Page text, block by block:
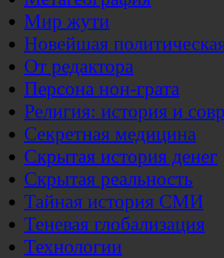
Мир жути
Новейшая
От редактора
Персона нон-грата
Религия: история и
Секретная медицина
Скрытая история денег
Скрытая реальность
Тайная история СМИ
Теневая глобализация
Технологии